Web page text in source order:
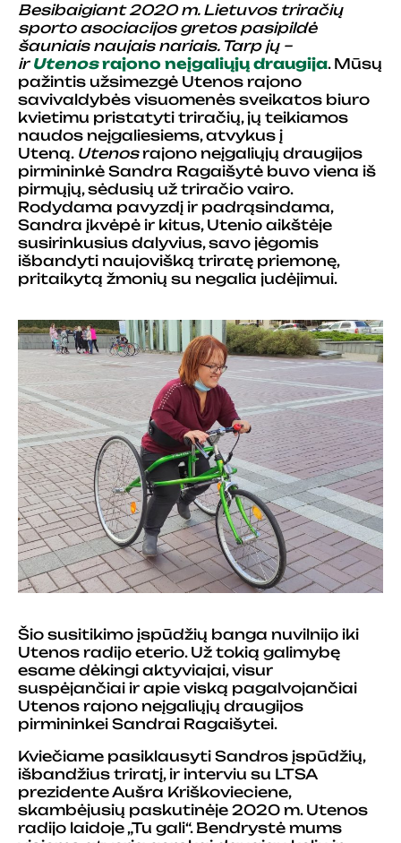
Besibaigiant 2020 m. Lietuvos triračių
sporto asociacijos gretos pasipildė
šauniais naujais nariais. Tarp jų –
ir Utenosrajono neįgaliųjų draugija. Mūsų
pažintis užsimezgė Utenos rajono
savivaldybės visuomenės sveikatos biuro
kvietimu pristatyti triračių, jų teikiamos
naudos neįgaliesiems, atvykus į
Uteną. Utenosrajono neįgaliųjų draugijos
pirmininkė Sandra Ragaišytė buvo viena iš
pirmųjų, sėdusių už triračio vairo.
Rodydama pavyzdį ir padrąsindama,
Sandra įkvėpė ir kitus, Utenio aikštėje
susirinkusius dalyvius, savo jėgomis
išbandyti naujovišką triratę priemonę,
pritaikytą žmonių su negalia judėjimui.
Šio susitikimo įspūdžių banga nuvilnijo iki
Utenos radijo eterio. Už tokią galimybę
esame dėkingi aktyviajai, visur
suspėjančiai ir apie viską pagalvojančiai
Utenos rajono neįgaliųjų draugijos
pirmininkei Sandrai Ragaišytei.
Kviečiame pasiklausyti Sandros įspūdžių,
išbandžius triratį, ir interviu su LTSA
prezidente Aušra Kriškovieciene,
skambėjusių paskutinėje 2020 m. Utenos
radijo laidoje „Tu gali“. Bendrystė mums